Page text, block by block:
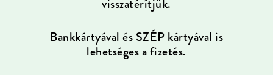
visszatérítjük.
Bankkártyával és SZÉP kártyával is
lehetséges a fizetés.